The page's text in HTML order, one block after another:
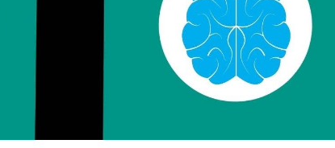
alla
guidando il
«La mia vita è rovinata». Investitori
della bolla AI